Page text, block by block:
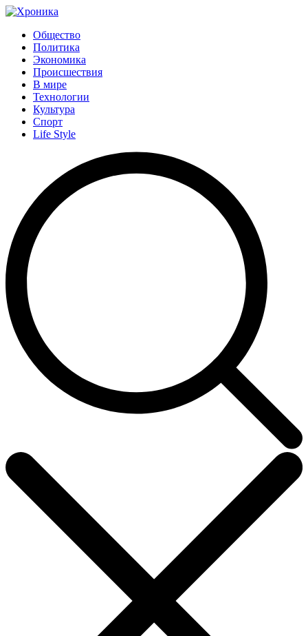
Общество
Политика
Экономика
Происшествия
В мире
Технологии
Культура
Спорт
Life Style